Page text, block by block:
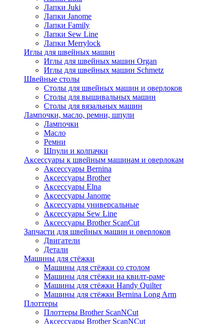
Лапки Juki
Лапки Janome
Лапки Family
Лапки Sew Line
Лапки Merrylock
Иглы для швейных машин
Иглы для швейных машин Organ
Иглы для швейных машин Schmetz
Швейные столы
Столы для швейных машин и оверлоков
Столы для вышивальных машин
Столы для вязальных машин
Лампочки, масло, ремни, шпули
Лампочки
Масло
Ремни
Шпули и колпачки
Аксессуары к швейным машинам и оверлокам
Аксессуары Bernina
Аксессуары Brother
Аксессуары Elna
Аксессуары Janome
Аксессуары универсальные
Аксессуары Sew Line
Аксессуары Brother ScanCut
Запчасти для швейных машин и оверлоков
Двигатели
Детали
Машины для стёжки
Машины для стёжки со столом
Машины для стёжки на квилт-раме
Машины для стёжки Handy Quilter
Машины для стёжки Bernina Long Arm
Плоттеры
Плоттеры Brother ScanNCut
Аксессуары Brother ScanNCut